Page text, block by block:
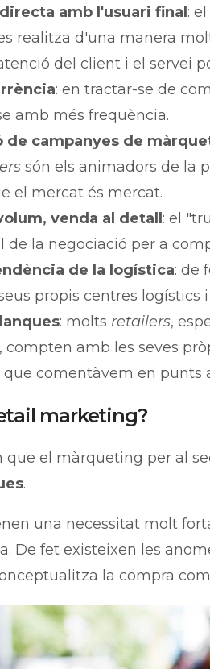
amb l'usuari final :
realitza d'una manera
del client i el servei
: en tractar-se de
amb més freqüència.
de campanyes de
són els animadors de la
el mercat és mercat.
venda al detall : el
de la negociació per a
de la logística: de
propis centres logístics
: molts retailers,
compten amb les seves
comentàvem en punts
marketing?
que el màrqueting per al
.
una necessitat molt
De fet existeixen les
la compra